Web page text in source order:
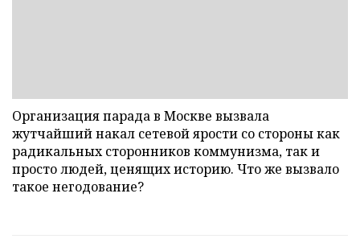
Организация парада в Москве вызвала
жутчайший накал сетевой ярости со стороны как
радикальных сторонников коммунизма, так и
просто людей, ценящих историю. Что же вызвало
такое негодование?